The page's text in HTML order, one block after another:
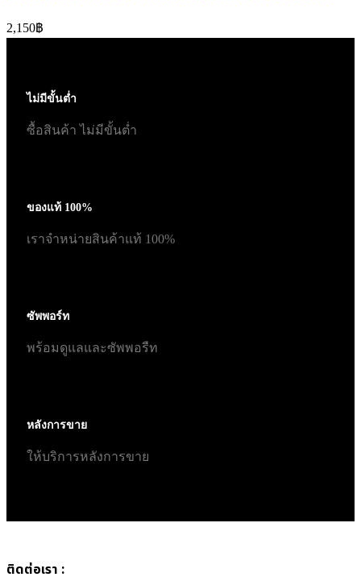
2,150฿
ไม่มีขั้นต่ำ
ซื้อสินค้า ไม่มีขั้นต่ำ
ของแท้ 100%
เราจำหน่ายสินค้าแท้ 100%
ซัพพอร์ท
พร้อมดูแลและซัพพอรืท
หลังการขาย
ให้บริการหลังการขาย
ติดต่อเรา :